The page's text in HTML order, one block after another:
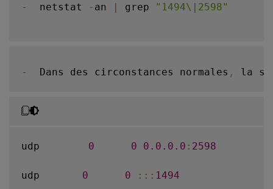
-
  netstat
- an | grep "1494\|2598"
-
  Dans des circonstances normales
, la
udp 0 0 0.0 .0 .0 : 2598
udp 0 0 : : : 1494